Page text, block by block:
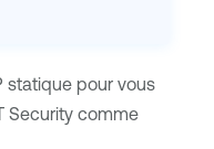
statique pour vous
Securitycomme